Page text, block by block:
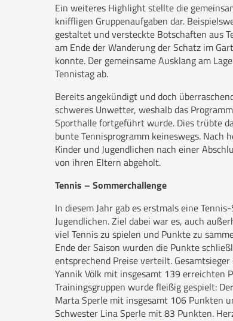
Ein weiteres Highlight stellte die
kniffligen Gruppenaufgaben dar.
gestaltet und versteckte Botschaften aus
am Ende der Wanderung der Schatz im
konnte. Der gemeinsame Ausklang am
Tennistag ab.
Bereits angekündigt und doch
schweres Unwetter, weshalb das
Sporthalle fortgeführt wurde. Dies trübte
bunte Tennisprogramm keineswegs. Nach
Kinder und Jugendlichen nach einer
von ihren Eltern abgeholt.
Tennis – Sommerchallenge
In diesem Jahr gab es erstmals eine
Jugendlichen. Ziel dabei war es, auch
viel Tennis zu spielen und Punkte zu
Ende der Saison wurden die Punkte
entsprechend Preise verteilt.
Yannik Völk mit insgesamt 139 erreichten
Trainingsgruppen wurde fleißig gespielt:
Marta Sperle mit insgesamt 106 Punkten
Schwester Lina Sperle mit 83 Punkten.